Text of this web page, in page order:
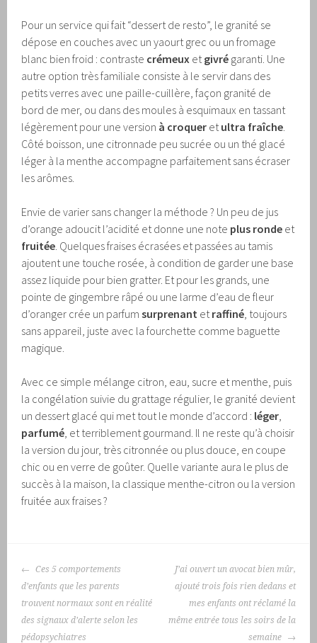
Pour un service qui fait “dessert de resto”, le granité se
dépose en couches avec un yaourt grec ou un fromage
blanc bien froid : contraste crémeux et givré garanti. Une
autre option très familiale consiste à le servir dans des
petits verres avec une paille-cuillère, façon granité de
bord de mer, ou dans des moules à esquimaux en tassant
légèrement pour une version à croquer et ultra fraîche
Côté boisson, une citronnade peu sucrée ou un thé glacé
léger à la menthe accompagne parfaitement sans écraser
les arômes.
Envie de varier sans changer la méthode ? Un peu de jus
d’orange adoucit l’acidité et donne une note plus ronde et
fruitée . Quelques fraises écrasées et passées au tamis
ajoutent une touche rosée, à condition de garder une base
assez liquide pour bien gratter. Et pour les grands, une
pointe de gingembre râpé ou une larme d’eau de fleur
d’oranger crée un parfumsurprenant et raffiné , toujours
sans appareil, juste avec la fourchette comme baguette
magique.
Avec ce simple mélange citron, eau, sucre et menthe, puis
la congélation suivie du grattage régulier, le granité devient
un dessert glacé qui met tout le monde d’accord : léger
parfumé , et terriblement gourmand. Il ne reste qu’à choisir
la version du jour, très citronnée ou plus douce, en coupe
chic ou en verre de goûter. Quelle variante aura le plus de
succès à la maison, la classique menthe-citron ou la version
fruitée aux fraises ?
NAVIGATION
DES
ARTICLES
Ces 5 comportements
d’enfants que les parents
trouvent normaux sont en réalité
des signaux d’alerte selon les
pédopsychiatres
J’ai ouvert un avocat bien mûr,
ajouté trois fois rien dedans et
mes enfants ont réclamé la
même entrée tous les soirs de la
semaine